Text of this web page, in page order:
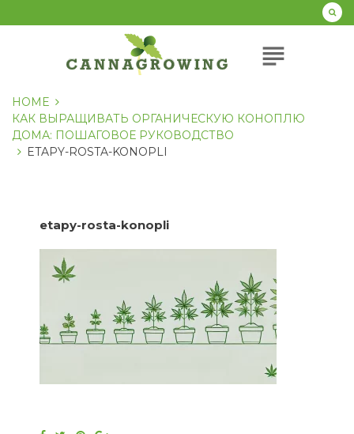
к
subject
HOME
КАК ВЫРАЩИВАТЬ ОРГАНИЧЕСКУЮ КОНОПЛЮ
ДОМА: ПОШАГОВОЕ РУКОВОДСТВО
ETAPY-ROSTA-KONOPLI
etapy-rosta-konopli